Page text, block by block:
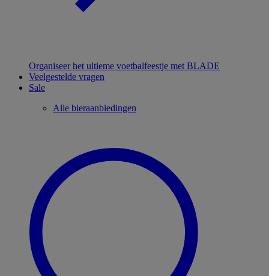
Organiseer het ultieme voetbalfeestje met BLADE
Veelgestelde vragen
Sale
Alle bieraanbiedingen